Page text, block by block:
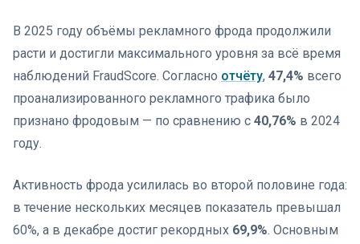
В 2025 году объёмы рекламного фрода продолжили
расти и достигли максимального уровня за всё время
наблюдений FraudScore. Согласно отчёту, 47,4% всего
проанализированного рекламного трафика было
признано фродовым — по сравнению с 40,76% в 2024
году.
Активность фрода усилилась во второй половине года:
в течение нескольких месяцев показатель превышал
60%, а в декабре достиг рекордных 69,9%. Основным